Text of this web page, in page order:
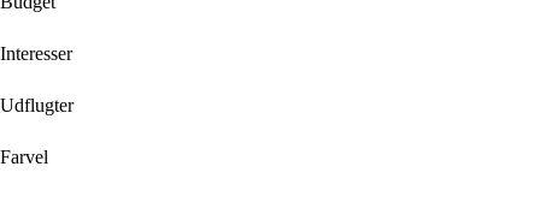
Interesser
Udflugter
Farvel